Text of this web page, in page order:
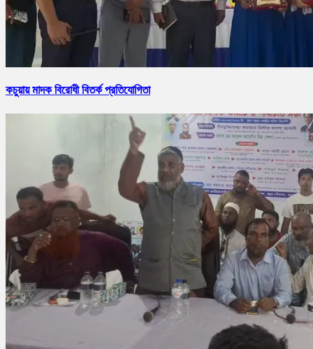
কচুয়ায় মাদক বিরোধী বিতর্ক প্রতিযোগিতা